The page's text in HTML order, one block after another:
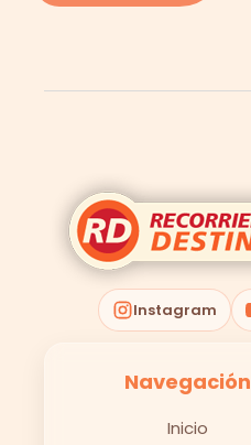
Instagram
Navegación
Inicio